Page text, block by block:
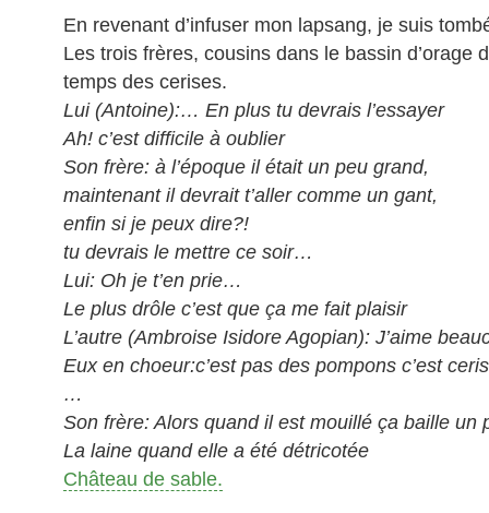
En revenant d’infuser mon lapsang, je suis
Les trois frères, cousins dans le bassin
temps des cerises.
Lui (Antoine):… En plus tu devrais l’essayer
Ah! c’est difficile à oublier
Son frère: à l’époque il était un peu grand,
maintenant il devrait t’aller comme un gant,
enfin si je peux dire?!
tu devrais le mettre ce soir…
Lui: Oh je t’en prie…
Le plus drôle c’est que ça me fait plaisir
L’autre (Ambroise Isidore Agopian): J’aime
Eux en choeur:c’est pas des pompons c’est
…
Son frère: Alors quand il est mouillé ça baille
La laine quand elle a été détricotée
Château de sable.